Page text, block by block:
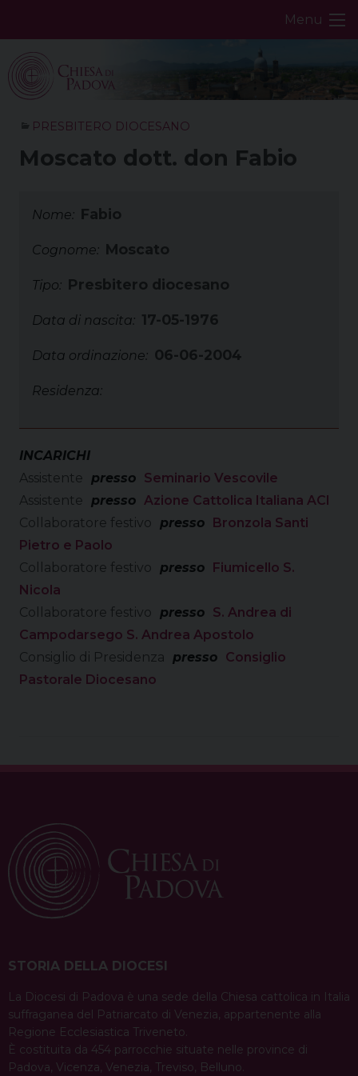
Menu
PRESBITERO DIOCESANO
Moscato dott. don Fabio
Nome: Fabio
Cognome: Moscato
Tipo: Presbitero diocesano
Data di nascita: 17-05-1976
Data ordinazione: 06-06-2004
Residenza:
INCARICHI
Assistente
presso Seminario Vescovile
Assistente
presso Azione Cattolica Italiana ACI
Collaboratore festivo
presso Bronzola Santi
Pietro e Paolo
Collaboratore festivo
presso Fiumicello S.
Nicola
Collaboratore festivo
presso S. Andrea di
Campodarsego S. Andrea Apostolo
Consiglio di Presidenza
presso Consiglio
Pastorale Diocesano
STORIA DELLA DIOCESI
La Diocesi di Padova è una sede della Chiesa cattolica in Italia
suffraganea del Patriarcato di Venezia, appartenente alla
Regione Ecclesiastica Triveneto.
È costituita da 454 parrocchie situate nelle province di
Padova, Vicenza, Venezia, Treviso, Belluno.